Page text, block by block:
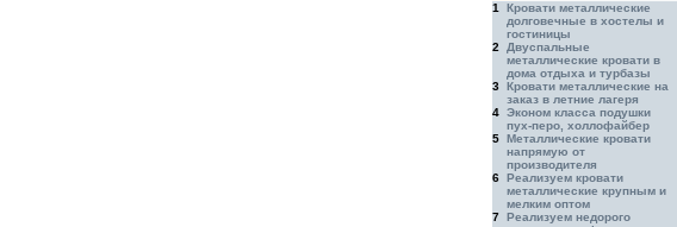
1
Кровати металлические
долговечные в хостелы и
гостиницы
2
Двуспальные
металлические кровати в
дома отдыха и турбазы
3 Кровати металлические на
заказ в летние лагеря
4 Эконом класса подушки
пух-перо, холлофайбер
5 Металлические кровати
напрямую от
производителя
6 Реализуем кровати
металлические крупным и
мелким оптом
7 Реализуем недорого